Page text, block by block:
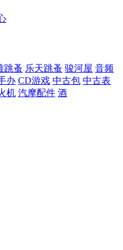
跳蚤 乐天跳蚤 骏河屋 音频
办 CD游戏 中古包 中古表
机 汽摩配件 酒